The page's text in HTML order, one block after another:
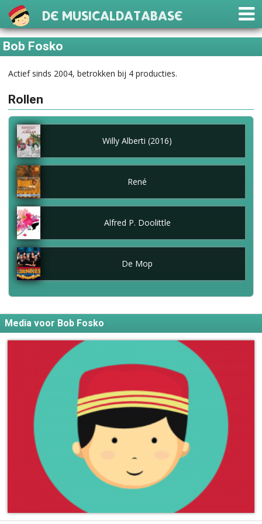
De Musicaldatabase
Bob Fosko
Actief sinds 2004, betrokken bij 4 producties.
Rollen
Willy Alberti (2016)
René
Alfred P. Doolittle
De Mop
Media voor Bob Fosko